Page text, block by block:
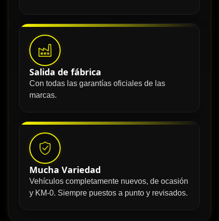
Salida de fábrica
Con todas las garantías oficiales de las
marcas.
Mucha Variedad
Vehículos completamente nuevos, de ocasión
y KM-0. Siempre puestos a punto y revisados.